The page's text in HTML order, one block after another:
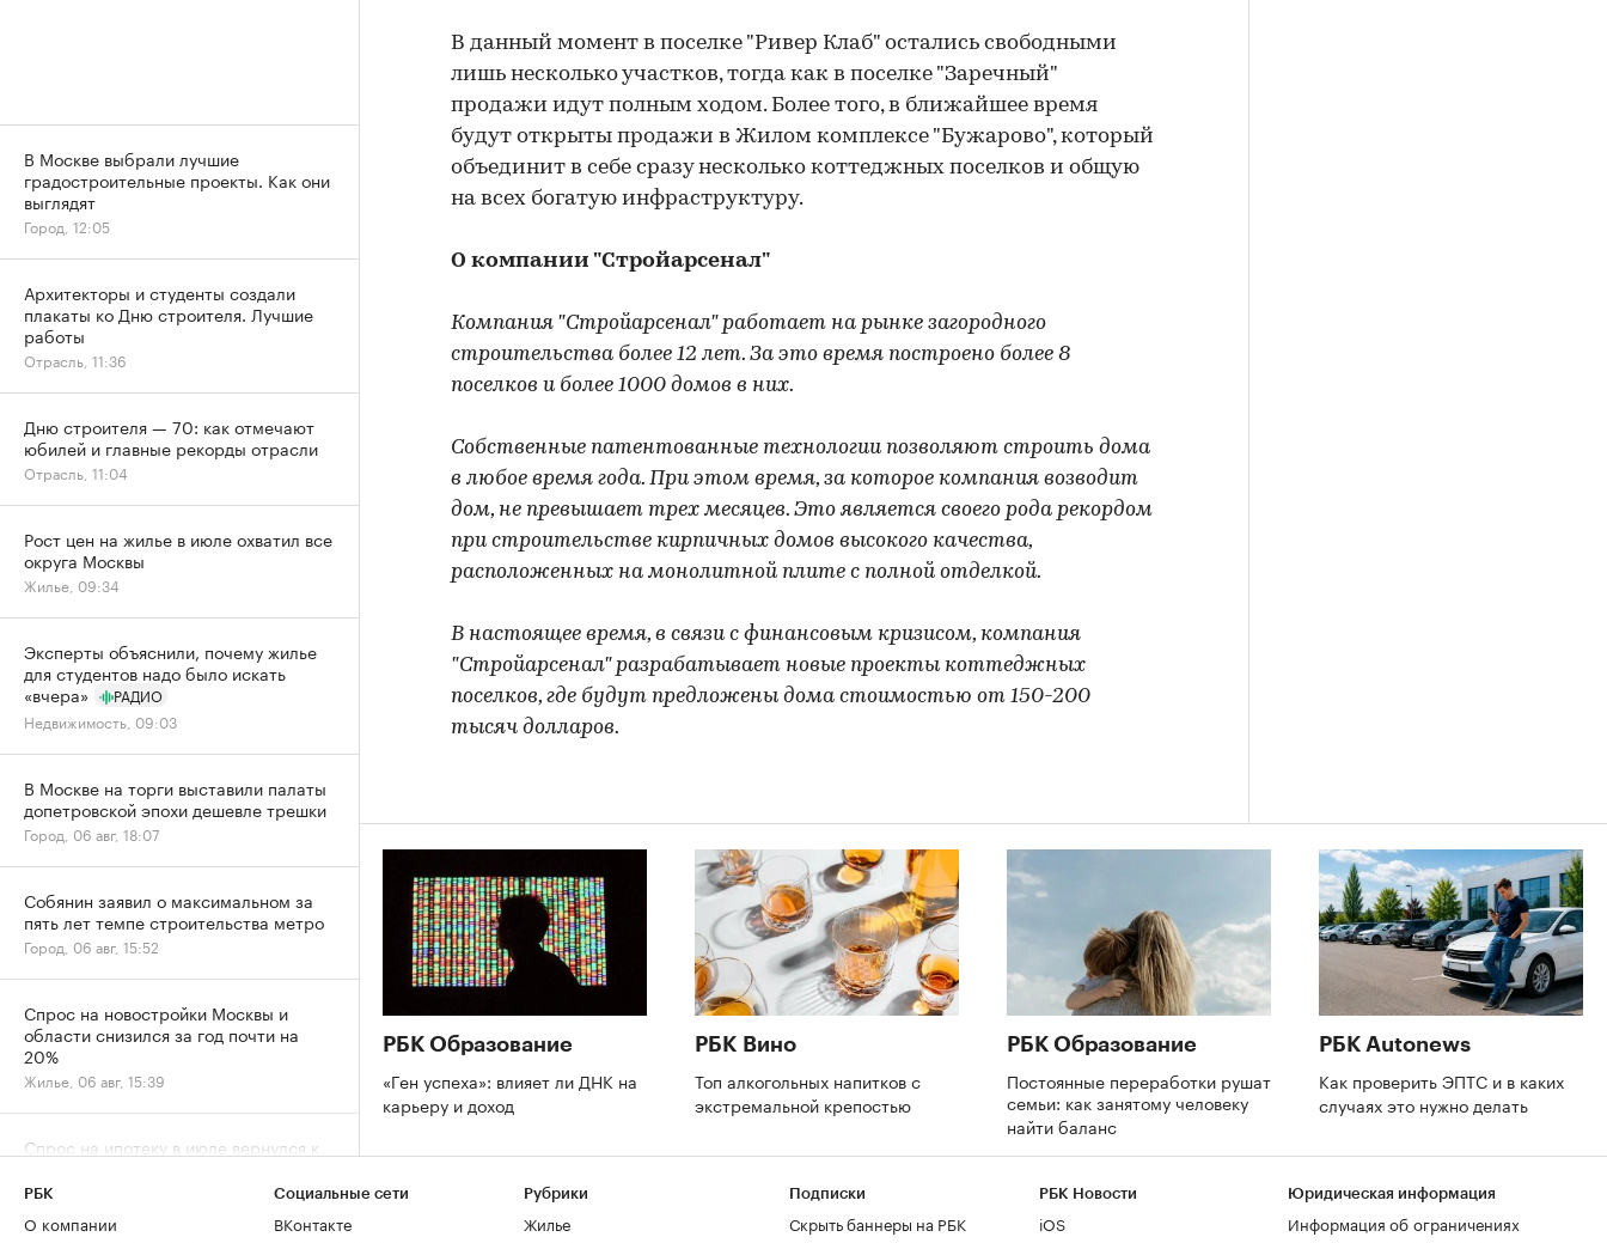
В данный момент в поселке "Ривер Клаб" остались свободными
лишь несколько участков, тогда как в поселке "Заречный"
продажи идут полным ходом. Более того, в ближайшее время
будут открыты продажи в Жилом комплексе "Бужарово", который
объединит в себе сразу несколько коттеджных поселков и общую
на всех богатую инфраструктуру.
О компании "Стройарсенал"
Компания "Стройарсенал" работает на рынке загородного
строительства более 12 лет. За это время построено более 8
поселков и более 1000 домов в них.
Собственные патентованные технологии позволяют строить дома
в любое время года. При этом время, за которое компания возводит
дом, не превышает трех месяцев. Это является своего рода рекордом
при строительстве кирпичных домов высокого качества,
расположенных на монолитной плите с полной отделкой.
В настоящее время, в связи с финансовым кризисом, компания
"Стройарсенал" разрабатывает новые проекты коттеджных
поселков, где будут предложены дома стоимостью от 150-200
тысяч долларов.
РБК Образование
«Ген успеха»: влияет ли ДНК на
карьеру и доход
РБК Вино
Топ алкогольных напитков с
экстремальной крепостью
РБК Образование
Постоянные переработки рушат
семьи: как занятому человеку
найти баланс
РБК Autonews
Как проверить ЭПТС и в каких
случаях это нужно делать
В Москве выбрали лучшие
градостроительные проекты. Как они
выглядят
Город, 12:05
Архитекторы и студенты создали
плакаты ко Дню строителя. Лучшие
работы
Отрасль, 11:36
Дню строителя — 70: как отмечают
юбилей и главные рекорды отрасли
Отрасль, 11:04
Рост цен на жилье в июле охватил все
округа Москвы
Жилье, 09:34
Эксперты объяснили, почему жилье
для студентов надо было искать
«вчера»
РАДИО
Недвижимость, 09:03
В Москве на торги выставили палаты
допетровской эпохи дешевле трешки
Город, 06 авг, 18:07
Собянин заявил о максимальном за
пять лет темпе строительства метро
Город, 06 авг, 15:52
Спрос на новостройки Москвы и
области снизился за год почти на
20%
Жилье, 06 авг, 15:39
Спрос на ипотеку в июле вернулся к
ажиотажа
РБК
О компании
Социальные сети
ВКонтакте
Рубрики
Жилье
Подписки
Скрыть баннеры на РБК
РБК Новости
iOS
Юридическая информация
Информация об ограничениях